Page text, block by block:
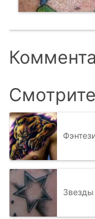
Звезды